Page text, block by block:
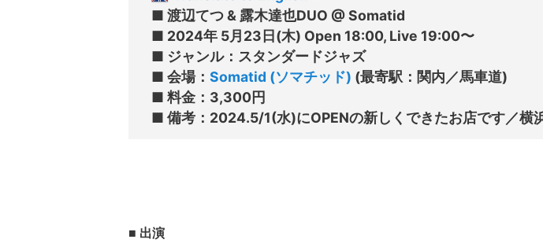
■ 渡辺てつ & 露木達也DUO @ Somatid
■ 2024年 5月23日(木) Open 18:00, Live 19:00〜
■ ジャンル：スタンダードジャズ
■ 会場： Somatid (ソマチッド) (最寄駅：関内／馬車道)
■ 料金：3,300円
■ 出演